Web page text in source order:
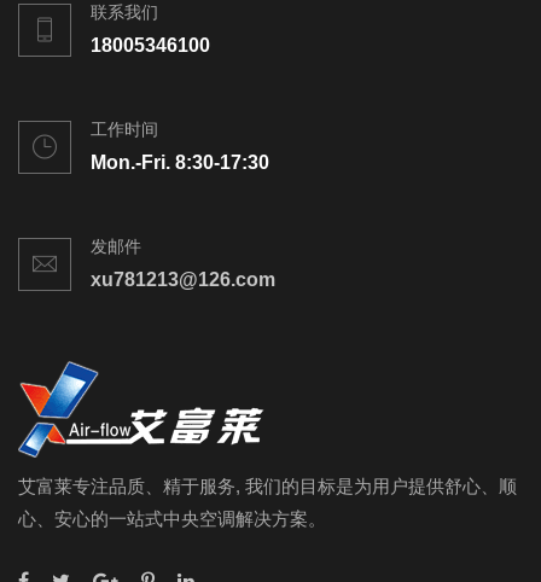
联系我们
18005346100
工作时间
Mon.-Fri. 8:30-17:30
发邮件
xu781213@126.com
艾富莱专注品质、精于服务, 我们的目标是为用户提供舒心、顺
心、安心的一站式中央空调解决方案。